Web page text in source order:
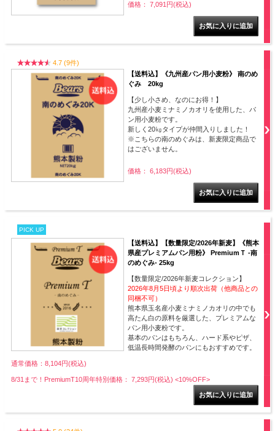
価格： 7,091円(税込)
4.7 (9件)
【送料込】《九州産パン用小麦粉》 南のめ
ぐみ 20kg
【少し小さめ、なのにお得！】
九州産小麦ミナミノカオリを使用した、パ
ン用小麦粉です。
新しく20㎏タイプが仲間入りしました！
※こちらの南のめぐみは、新麦限定商品で
はございません。
価格： 6,183円(税込)
PICK UP
【送料込】【数量限定/2026年新麦】《熊本
県産プレミアムパン用粉》 PremiumＴ -南
のめぐみ- 25kg
【数量限定/2026年新麦コレクション】
2026年8月5日頃より順次出荷（他商品との
同梱不可）
熊本県玉名産小麦ミナミノカオリの中でも
高たん白の原料を厳選した、プレミアムな
パン用小麦粉です。
基本のパンはもちろん、ハード系やピザ、
低温長時間発酵のパンにもおすすめです。
通常価格：8,104円(税込)
8/31まで！PremiumT10周年特別価格： 7,293円(税込) <10%OFF>